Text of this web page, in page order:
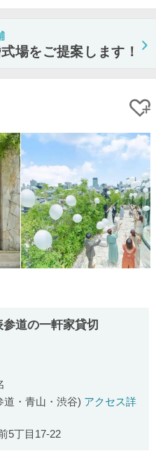
場をご提案します！
参道の一軒家貸切
評価
道・青山・渋谷) アクセス詳
5丁目17-22